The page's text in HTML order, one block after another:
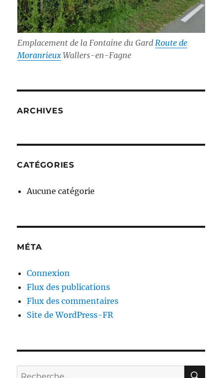
Emplacement de la Fontaine du Gard Route de
MoranrieuxWallers-en-Fagne
ARCHIVES
CATÉGORIES
Aucune catégorie
MÉTA
Connexion
Flux des publications
Flux des commentaires
Site de WordPress-FR
Recherche